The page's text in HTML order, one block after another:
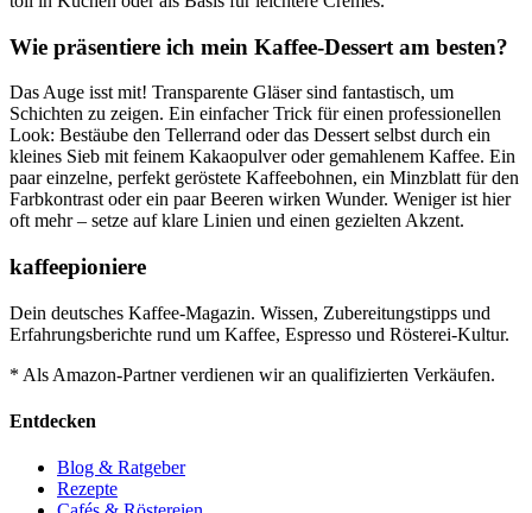
Wie präsentiere ich mein Kaffee-Dessert am besten?
Das Auge isst mit! Transparente Gläser sind fantastisch, um
Schichten zu zeigen. Ein einfacher Trick für einen professionellen
Look: Bestäube den Tellerrand oder das Dessert selbst durch ein
kleines Sieb mit feinem Kakaopulver oder gemahlenem Kaffee. Ein
paar einzelne, perfekt geröstete Kaffeebohnen, ein Minzblatt für den
Farbkontrast oder ein paar Beeren wirken Wunder. Weniger ist hier
oft mehr – setze auf klare Linien und einen gezielten Akzent.
kaffeepioniere
Dein deutsches Kaffee-Magazin. Wissen, Zubereitungstipps und
Erfahrungsberichte rund um Kaffee, Espresso und Rösterei-Kultur.
* Als Amazon-Partner verdienen wir an qualifizierten Verkäufen.
Entdecken
Blog & Ratgeber
Rezepte